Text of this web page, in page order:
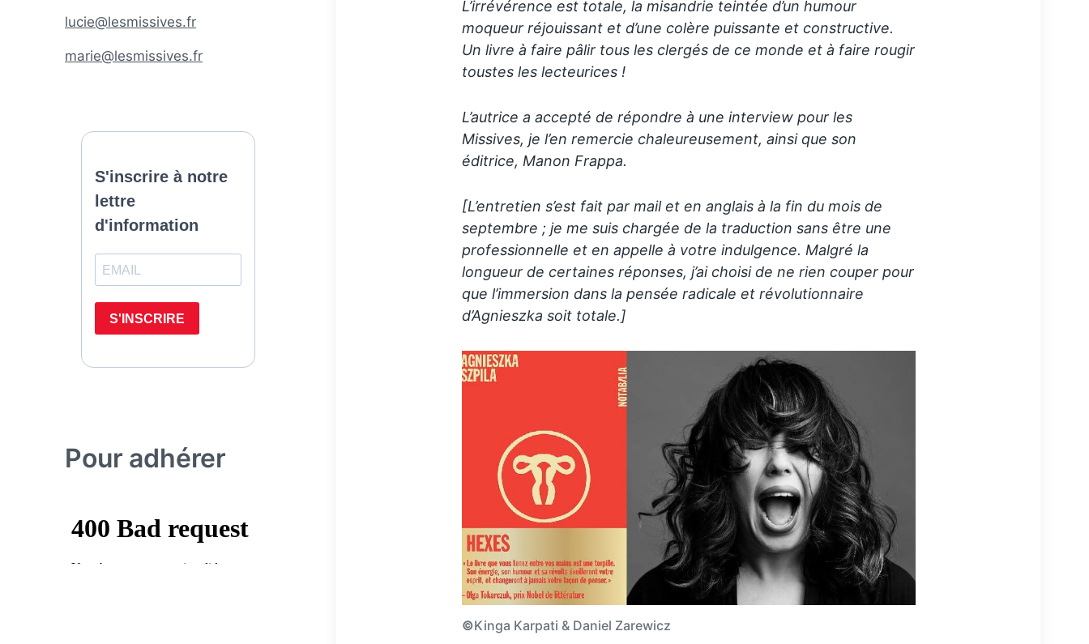
lucie@lesmissives.fr
marie@lesmissives.fr
Pour adhérer
L’irrévérence est totale, la misandrie teintée d’un humour
moqueur réjouissant et d’une colère puissante et constructive.
Un livre à faire pâlir tous les clergés de ce monde et à faire rougir
toustes les lecteurices !
L’autrice a accepté de répondre à une interview pour les
Missives, je l’en remercie chaleureusement, ainsi que son
éditrice, Manon Frappa.
[L’entretien s’est fait par mail et en anglais à la fin du mois de
septembre ; je me suis chargée de la traduction sans être une
professionnelle et en appelle à votre indulgence. Malgré la
longueur de certaines réponses, j’ai choisi de ne rien couper pour
que l’immersion dans la pensée radicale et révolutionnaire
d’Agnieszka soit totale.]
©Kinga Karpati & Daniel Zarewicz